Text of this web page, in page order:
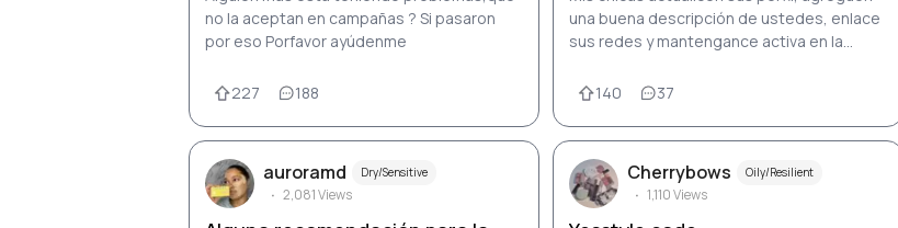
no la aceptan en campañas ? Si pasaron
por eso Porfavor ayúdenme
227 188
una buena descripción de ustedes, enlace
sus redes y mantengance activa en la
140
37
auroramd Dry/Sensitive
2,081Views
Cherrybows Oily/Resilient
1,110Views